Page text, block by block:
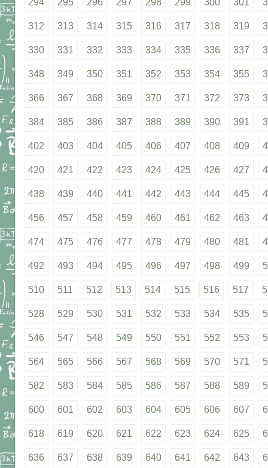
294 295 296 297 298 299 300 301
312 313 314 315 316 317 318 319
330 331 332 333 334 335 336 337
348 349 350 351 352 353 354 355
366 367 368 369 370 371 372 373
384 385 386 387 388 389 390 391
402 403 404 405 406 407 408 409
420 421 422 423 424 425 426 427
438 439 440 441 442 443 444 445
456 457 458 459 460 461 462 463
474 475 476 477 478 479 480 481
492 493 494 495 496 497 498 499
510 511 512 513 514 515 516 517
528 529 530 531 532 533 534 535
546 547 548 549 550 551 552 553
564 565 566 567 568 569 570 571
582 583 584 585 586 587 588 589
600 601 602 603 604 605 606 607
618 619 620 621 622 623 624 625
636 637 638 639 640 641 642 643